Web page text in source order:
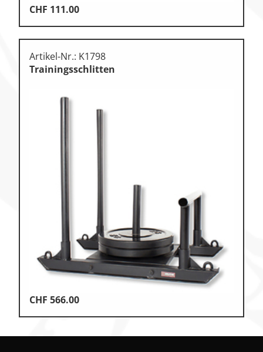
CHF 111.00
Artikel-Nr.: K1798
Trainingsschlitten
CHF 566.00